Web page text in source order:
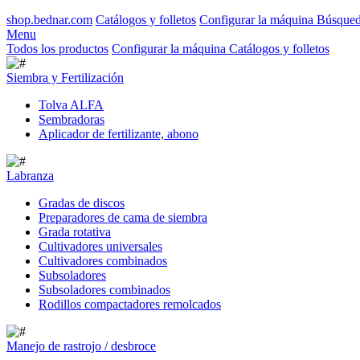
shop.bednar.com Catálogos y folletos Configurar la máquina
Menu
Todos los productos Configurar la máquina Catálogos y folletos
Siembra y Fertilización
Tolva ALFA
Sembradoras
Aplicador de fertilizante, abono
Labranza
Gradas de discos
Preparadores de cama de siembra
Grada rotativa
Cultivadores universales
Cultivadores combinados
Subsoladores
Subsoladores combinados
Rodillos compactadores remolcados
Manejo de rastrojo / desbroce